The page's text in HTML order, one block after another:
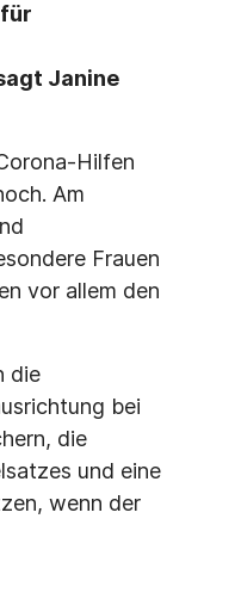
Janine
Hilfen
Am
Frauen
vor allem den
die
bei
die
und eine
wenn der